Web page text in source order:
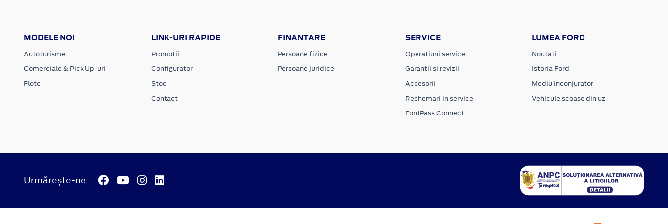
MODELE NOI
Autoturisme
Comerciale & Pick Up-uri
Flote
LINK-URI RAPIDE
Promotii
Configurator
Stoc
Contact
FINANTARE
Persoane fizice
Persoane juridice
SERVICE
Operatiuni service
Garantii si revizii
Accesorii
Rechemari in service
FordPass Connect
LUMEA FORD
Noutati
Istoria Ford
Mediu inconjurator
Vehicule scoase din uz
Urmărește-ne